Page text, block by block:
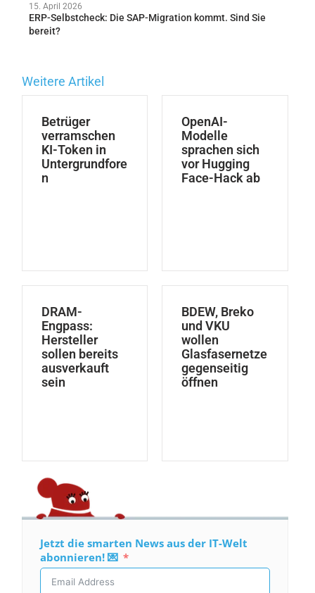
15. April 2026
ERP-Selbstcheck: Die SAP-Migration kommt. Sind Sie
bereit?
Weitere Artikel
Betrüger
verramschen
KI-Token in
Untergrundfore
n
OpenAI-
Modelle
sprachen sich
vor Hugging
Face-Hack ab
DRAM-
Engpass:
Hersteller
sollen bereits
ausverkauft
sein
BDEW, Breko
und VKU
wollen
Glasfasernetze
gegenseitig
öffnen
Jetzt die smarten News aus der IT-Welt
abonnieren! 💌